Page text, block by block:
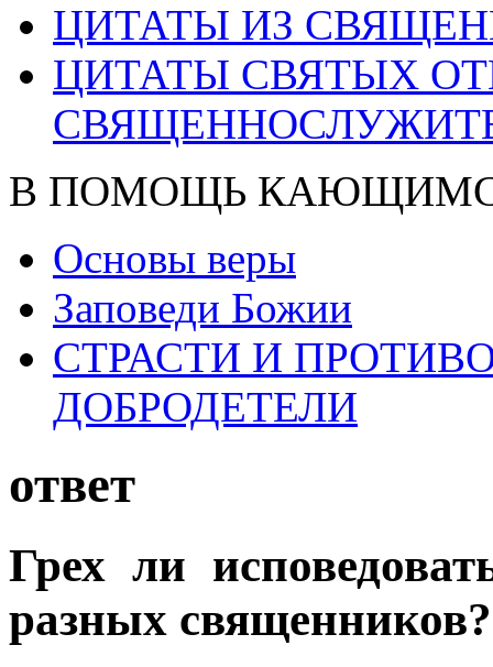
ЦИТАТЫ ИЗ
ЦИТАТЫ СВЯТЫХ
В ПОМОЩЬ
Основы веры
Заповеди Божии
СТРАСТИ И
ДОБРОДЕТЕЛИ
ответ
Грех ли
разных священников?